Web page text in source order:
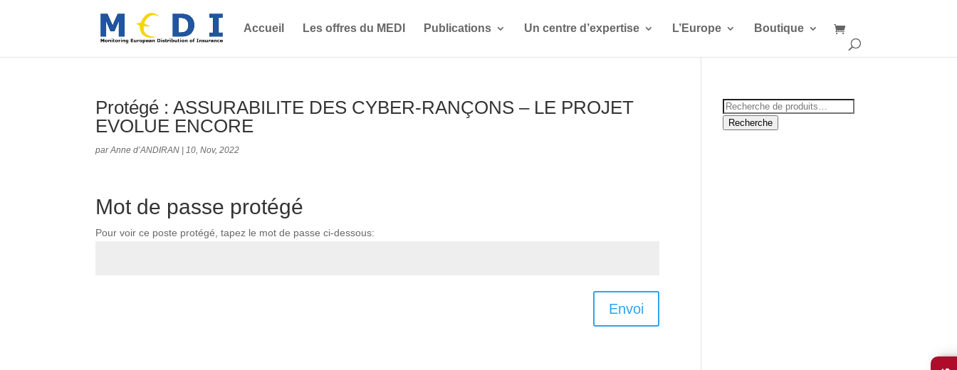
Accueil Les offres du MEDI Publications Un centre d’expertise L’Europe Boutique
Protégé : ASSURABILITE DES CYBER-RANÇONS – LE PROJET
EVOLUE ENCORE
parAnne d’ANDIRAN |10, Nov, 2022
Mot de passe protégé
Pour voir ce poste protégé, tapez le mot de passe ci-dessous:
Envoi
Recherche
pour :
Recherche